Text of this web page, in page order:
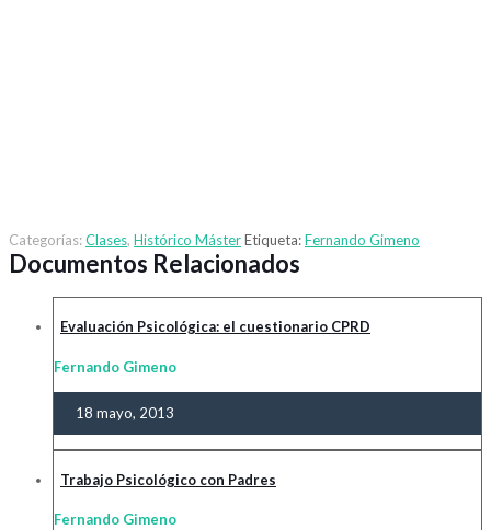
Categorías:Clases, Histórico MásterEtiqueta:Fernando Gimeno
Documentos Relacionados
Evaluación Psicológica: el cuestionario CPRD
Fernando Gimeno
18 mayo, 2013
Trabajo Psicológico con Padres
Fernando Gimeno